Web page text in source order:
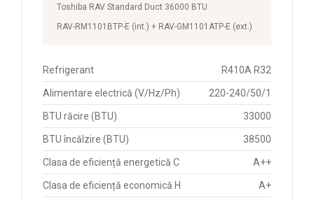
Toshiba RAV Standard Duct 36000 BTU
RAV-RM1101BTP-E (int.) + RAV-GM1101ATP-E (ext.)
Refrigerant R410A R32
Alimentare electrică (V/Hz/Ph) 220-240/50/1
BTU răcire (BTU) 33000
BTU încălzire (BTU) 38500
Clasa de eficiență energetică C A++
Clasa de eficiență economică H A+